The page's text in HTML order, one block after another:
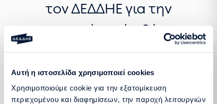
Αυτή η ιστοσελίδα χρησιμοποιεί cookies
Χρησιμοποιούμε cookie για την εξατομίκευση
περιεχομένου και διαφημίσεων, την παροχή λειτουργιών
τον ΔΕΔΔΗΕ για την
κατασκευή τριών θέσεων
ηλεκτροδότησης πλοίων από
ξηράς (OPS) στο Λιμένα
Ηγουμενίτσας